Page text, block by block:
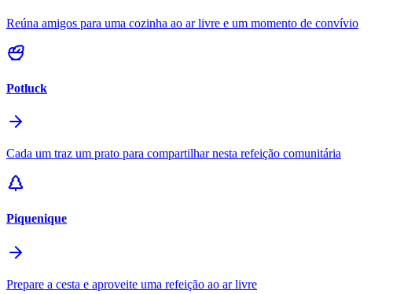
Reúna amigos para uma cozinha ao ar livre e um momento de convívio
Potluck
Cada um traz um prato para compartilhar nesta refeição comunitária
Piquenique
Prepare a cesta e aproveite uma refeição ao ar livre